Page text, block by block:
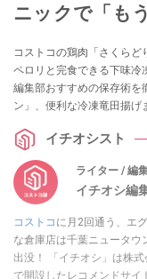
ニックで「も
コストコの鶏肉「さくら
ペロリと完食できる下味冷
編集部おすすめの保存術を
ン」、便利な冷凍竜田揚げ
イチオシスト
ライター / 編
イチオシ編
コストコ に月2回通う、エ
な倉庫店は千葉ニュータウ
出没！ 「イチオシ」は株
で開設したレコメンドサイ